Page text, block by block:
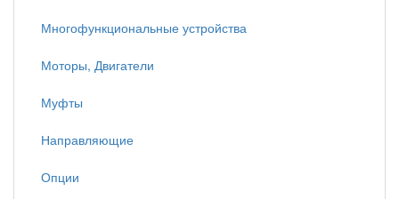
Многофункциональные устройства
Моторы, Двигатели
Муфты
Направляющие
Опции